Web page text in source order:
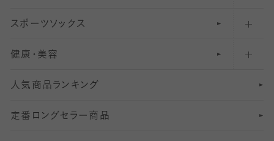
ハイソックス
オーバーニー・ニーハイソックス
81 〜110デニールタイツ
111〜210デニールタイツ
211デニールタイツ以上（防寒・厚手タイツ）
マタニティレギンス
5 分丈
6 分丈レギンス
7 分丈 レギンス
結婚式用ストッキング
美脚ストッキング
オールスルーストッキング
匠シリーズ
フレッシャーズ向けソックス・靴下
冠婚葬祭向けソックス・靴下
スーツカジュアルソックス・靴下
スポーツソックス
ランニングソックス・靴下
ゴルフソックス・靴下
サッカー・フットサル用ソックス
健康・美容
インナーソックス
加圧・着圧ソックス
人気商品ランキング
定番ロングセラー商品